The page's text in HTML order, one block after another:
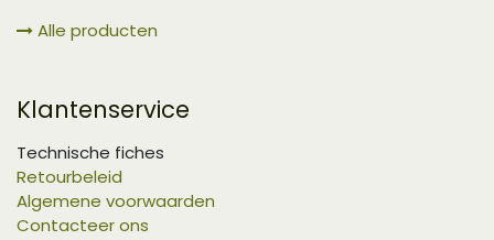
Alle producten
Klantenservice
Technische fiches
Retourbeleid
Algemene voorwaarden
Contacteer ons